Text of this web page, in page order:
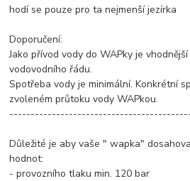
hodí se pouze pro ta nejmenší jezírka
Doporučení:
Jako přívod vody do WAPky je
vodovodního řádu.
Spotřeba vody je minimální. Konkrétní
zvoleném průtoku vody WAPkou.
Důležité je aby vaše " wapka"
hodnot:
- provozního tlaku min. 120 bar